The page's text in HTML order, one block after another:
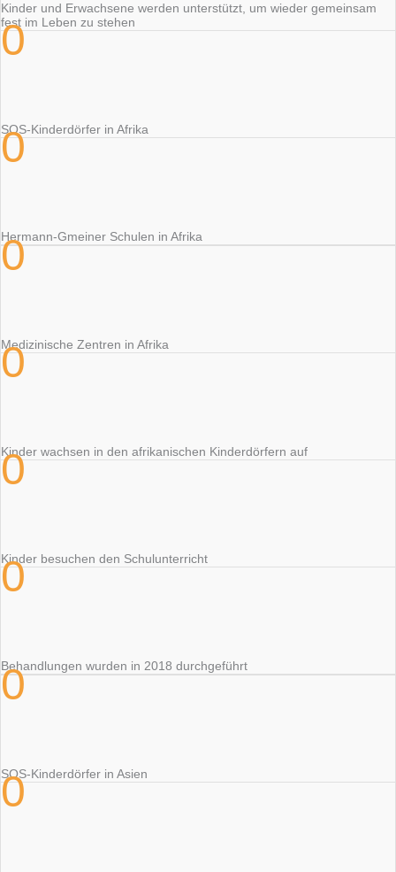
Kinder und Erwachsene werden unterstützt, um wieder gemeinsam
fest im Leben zu stehen
0
SOS-Kinderdörfer in Afrika
0
Hermann-Gmeiner Schulen in Afrika
0
Medizinische Zentren in Afrika
0
Kinder wachsen in den afrikanischen Kinderdörfern auf
0
Kinder besuchen den Schulunterricht
0
Behandlungen wurden in 2018 durchgeführt
0
SOS-Kinderdörfer in Asien
0